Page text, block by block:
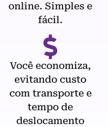
online. Simples e
fácil.
Você economiza,
evitando custo
com transporte e
tempo de
deslocamento